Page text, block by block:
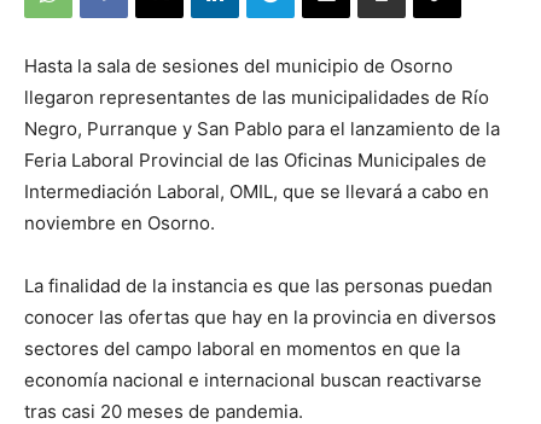
Hasta la sala de sesiones del municipio de Osorno
llegaron representantes de las municipalidades de Río
Negro, Purranque y San Pablo para el lanzamiento de la
Feria Laboral Provincial de las Oficinas Municipales de
Intermediación Laboral, OMIL, que se llevará a cabo en
noviembre en Osorno.
La finalidad de la instancia es que las personas puedan
conocer las ofertas que hay en la provincia en diversos
sectores del campo laboral en momentos en que la
economía nacional e internacional buscan reactivarse
tras casi 20 meses de pandemia.